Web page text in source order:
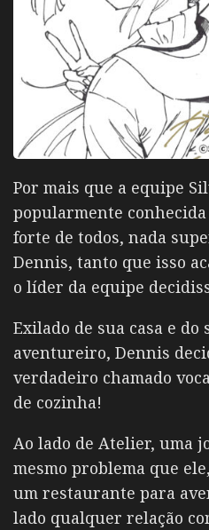
Por mais que a equipe
popularmente
forte de todos, nada
Dennis, tanto que isso
o líder da equipe
Exilado de sua casa e do
aventureiro, Dennis
verdadeiro chamado
de cozinha!
Ao lado de Atelier, uma
mesmo problema que
um restaurante para
lado qualquer relação